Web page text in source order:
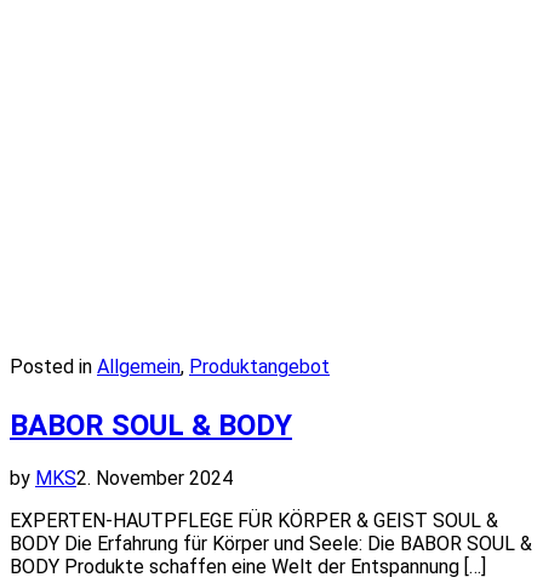
Posted in Allgemein, Produktangebot
BABOR SOUL & BODY
by MKS2. November 2024
EXPERTEN-HAUTPFLEGE FÜR KÖRPER & GEIST SOUL &
BODY Die Erfahrung für Körper und Seele: Die BABOR SOUL &
BODY Produkte schaffen eine Welt der Entspannung […]